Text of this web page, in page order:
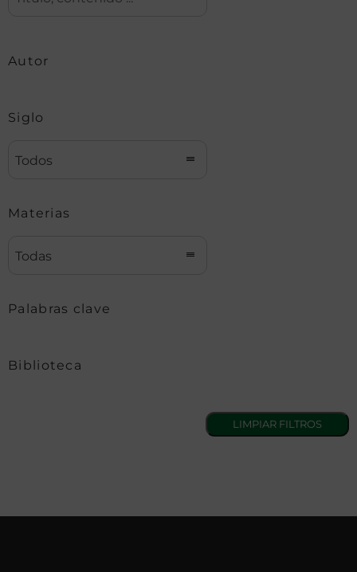
Autor
Siglo
Todos
Materias
Todas
Palabras clave
Biblioteca